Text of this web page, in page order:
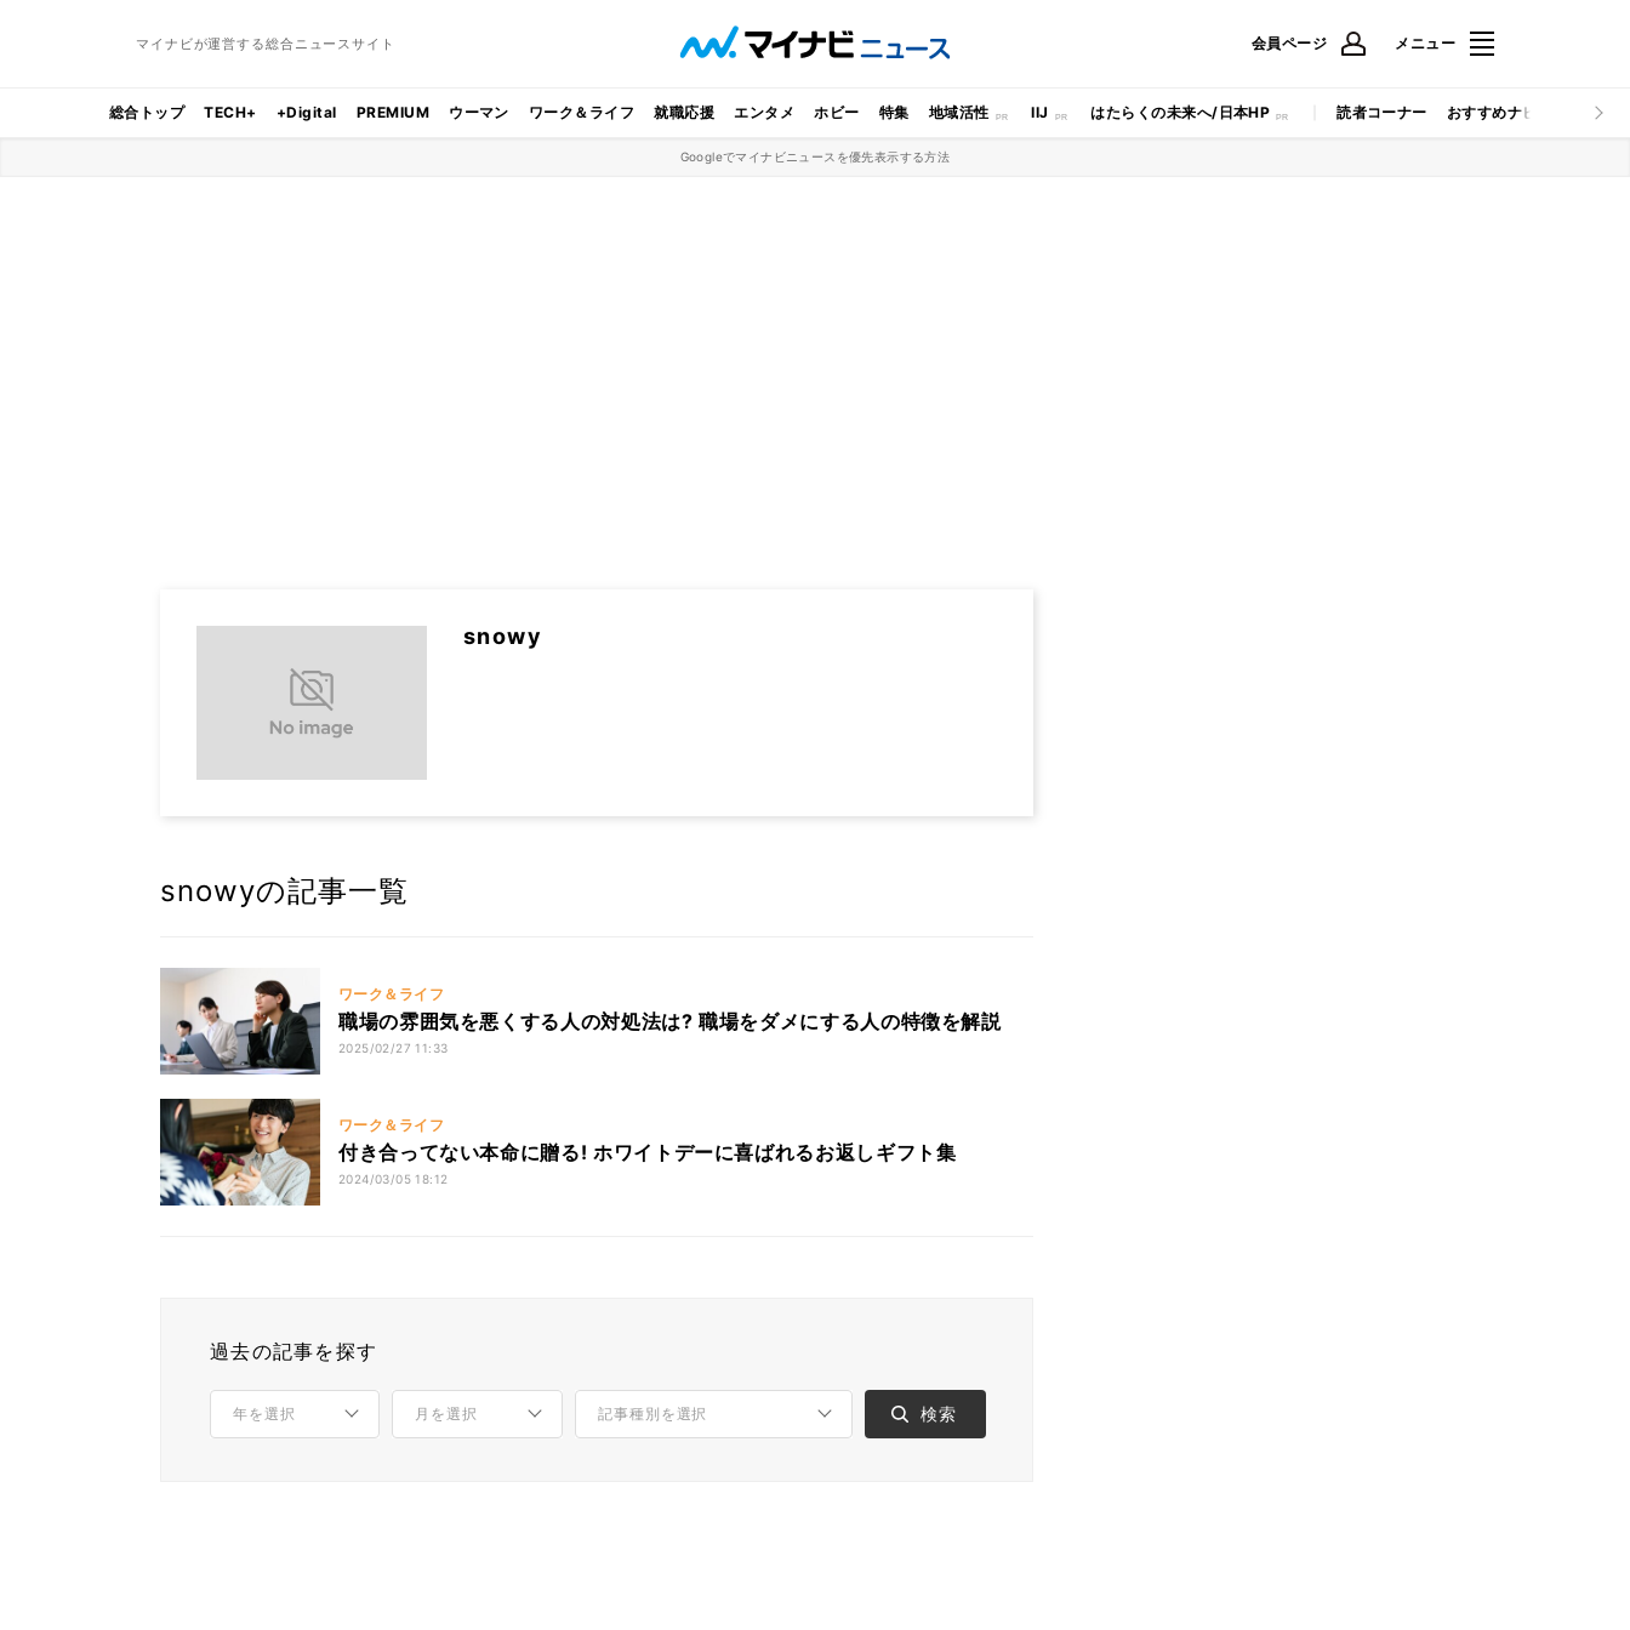
マイナビが運営する総合ニュースサイト 会員ページ メニュー
総合トップ TECH+ +Digital PREMIUM ウーマン ワーク＆ライフ 就職応援 エンタメ ホビー 特集 地域活性 IIJ はたらくの未来へ/日本HP 読者コーナー おすすめナビ マイナビ
Googleでマイナビニュースを優先表示する方法
snowy
snowyの記事一覧
ワーク＆ライフ
職場の雰囲気を悪くする人の対処法は? 職場をダメにする人の特徴を解説
2025/02/27 11:33
ワーク＆ライフ
付き合ってない本命に贈る! ホワイトデーに喜ばれるお返しギフト集
2024/03/05 18:12
過去の記事を探す